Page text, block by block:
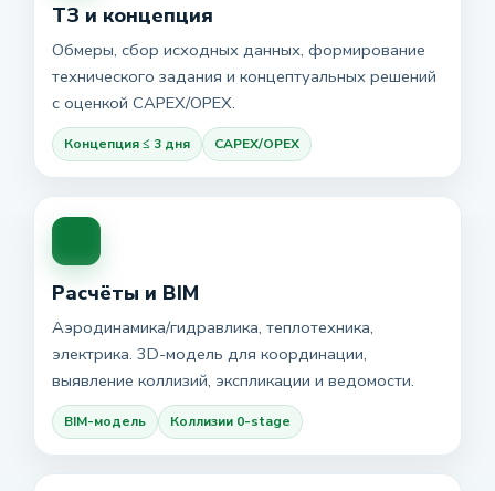
ТЗ и концепция
Обмеры, сбор исходных данных, формирование
технического задания и концептуальных решений
с оценкой CAPEX/OPEX.
Концепция ≤ 3 дня CAPEX/OPEX
Расчёты и BIM
Аэродинамика/гидравлика, теплотехника,
электрика. 3D-модель для координации,
выявление коллизий, экспликации и ведомости.
BIM-модель Коллизии 0-stage